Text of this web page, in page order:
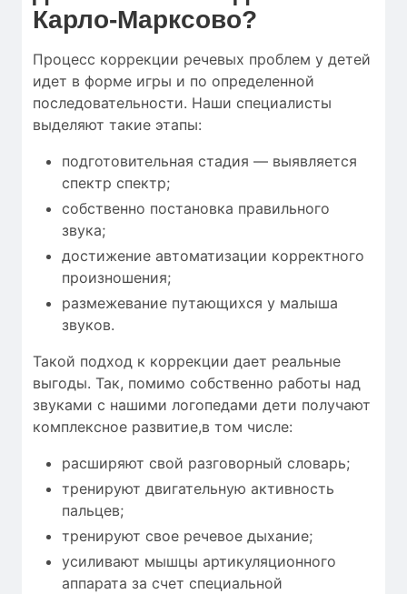
Карло-Марксово?
Процесс коррекции речевых проблем у детей
идет в форме игры и по определенной
последовательности. Наши специалисты
выделяют такие этапы:
подготовительная стадия — выявляется
спектр спектр;
собственно постановка правильного
звука;
достижение автоматизации корректного
произношения;
размежевание путающихся у малыша
звуков.
Такой подход к коррекции дает реальные
выгоды. Так, помимо собственно работы над
звуками с нашими логопедами дети получают
комплексное развитие,в том числе:
расширяют свой разговорный словарь;
тренируют двигательную активность
пальцев;
тренируют свое речевое дыхание;
усиливают мышцы артикуляционного
аппарата за счет специальной